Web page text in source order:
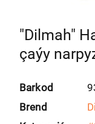
"Dilmah"
çaýy
Barkod
Brend